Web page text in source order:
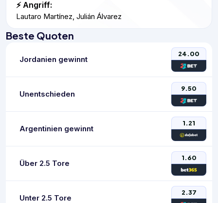
⚡ Angriff:
Lautaro Martínez, Julián Álvarez
Beste Quoten
Jordanien gewinnt
24.00
Unentschieden
9.50
Argentinien gewinnt
1.21
Über 2.5 Tore
1.60
Unter 2.5 Tore
2.37